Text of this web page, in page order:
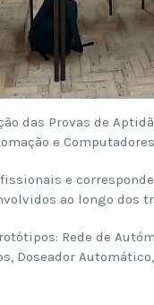
das Provas de
e
e
ao longo dos
Rede de
Doseador